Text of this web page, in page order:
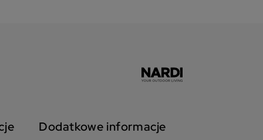
Dodatkowe informacje